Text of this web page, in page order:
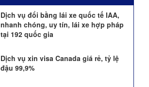
Dịch vụ đổi bằng lái xe quốc tế IAA,
nhanh chóng, uy tín, lái xe hợp pháp
tại 192 quốc gia
Dịch vụ xin visa Canada giá rẻ, tỷ lệ
đậu 99,9%